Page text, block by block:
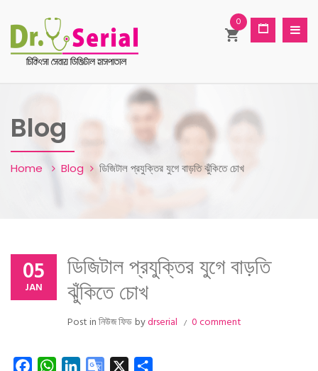
0
Blog
Home Blog ডিজিটাল প্রযুক্তির যুগে বাড়তি ঝুঁকিতে চোখ
05
JAN
ডিজিটাল প্রযুক্তির যুগে বাড়তি
ঝুঁকিতে চোখ
Post inনিউজ ফিডbydrserial 0 comment
FacebookWhatsAppLinkedInGoogle